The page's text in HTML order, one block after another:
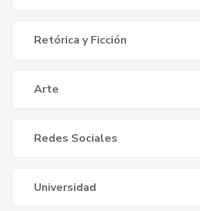
Retórica y Ficción
Arte
Redes Sociales
Universidad